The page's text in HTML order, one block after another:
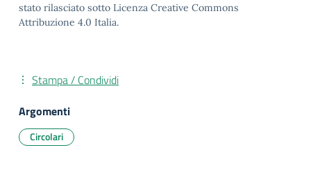
stato rilasciato sotto Licenza Creative Commons
Attribuzione 4.0 Italia.
Stampa / Condividi
Argomenti
Circolari